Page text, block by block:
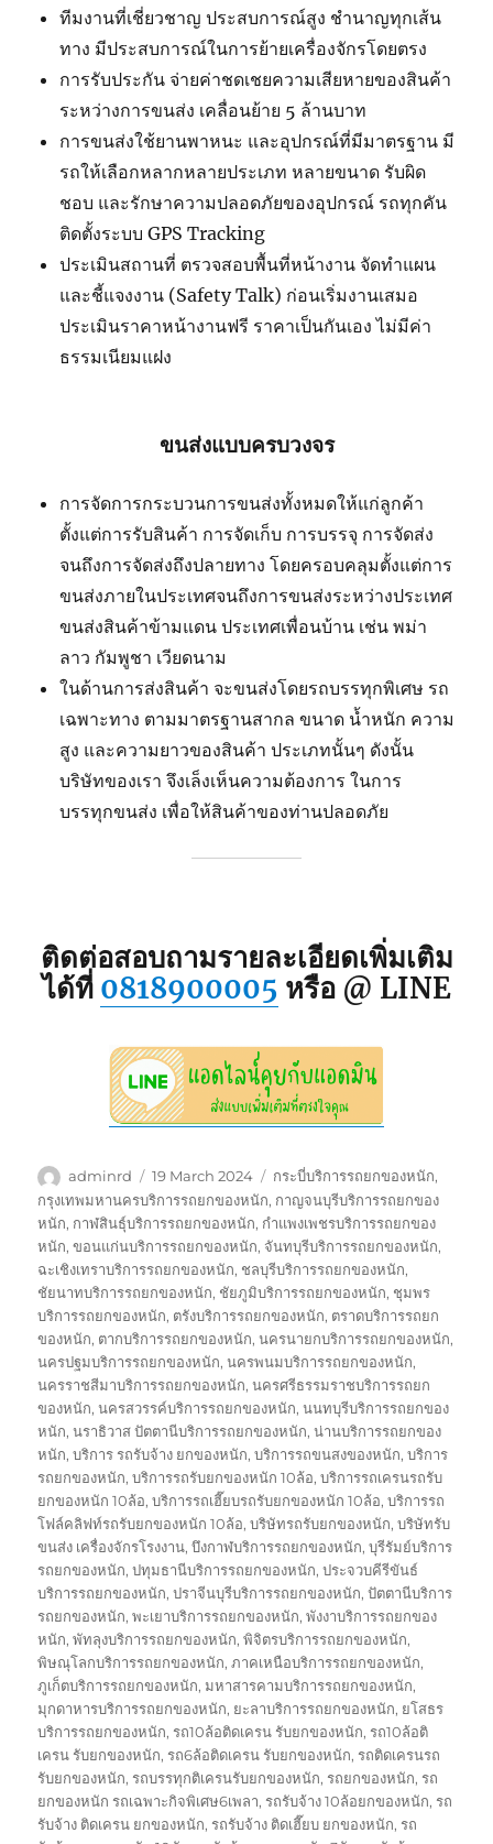
ทีมงานที่เชี่ยวชาญ ประสบการณ์สูง ชำนาญทุกเส้น
ทาง มีประสบการณ์ในการย้ายเครื่องจักรโดยตรง
การรับประกัน จ่ายค่าชดเชยความเสียหายของสินค้า
ระหว่างการขนส่ง เคลื่อนย้าย 5 ล้านบาท
การขนส่งใช้ยานพาหนะ และอุปกรณ์ที่มีมาตรฐาน มี
รถให้เลือกหลากหลายประเภท หลายขนาด รับผิด
ชอบ และรักษาความปลอดภัยของอุปกรณ์ รถทุกคัน
ติดตั้งระบบ GPS Tracking
ประเมินสถานที่ ตรวจสอบพื้นที่หน้างาน จัดทำแผน
และชี้แจงงาน (Safety Talk) ก่อนเริ่มงานเสมอ
ประเมินราคาหน้างานฟรี ราคาเป็นกันเอง ไม่มีค่า
ธรรมเนียมแฝง
ขนส่งแบบครบวงจร
การจัดการกระบวนการขนส่งทั้งหมดให้แก่ลูกค้า
ตั้งแต่การรับสินค้า การจัดเก็บ การบรรจุ การจัดส่ง
จนถึงการจัดส่งถึงปลายทาง โดยครอบคลุมตั้งแต่การ
ขนส่งภายในประเทศจนถึงการขนส่งระหว่างประเทศ
ขนส่งสินค้าข้ามแดน ประเทศเพื่อนบ้าน เช่น พม่า
ลาว กัมพูชา เวียดนาม
ในด้านการส่งสินค้า จะขนส่งโดยรถบรรทุกพิเศษ รถ
เฉพาะทาง ตามมาตรฐานสากล ขนาด น้ำหนัก ความ
สูง และความยาวของสินค้า ประเภทนั้นๆ ดังนั้น
บริษัทของเรา จึงเล็งเห็นความต้องการ ในการ
บรรทุกขนส่ง เพื่อให้สินค้าของท่านปลอดภัย
ติดต่อสอบถามรายละเอียดเพิ่มเติม
ได้ที่ 0818900005 หรือ @ LINE
Author
adminrd
Posted
on
19 March 2024 Tags
กระบี่บริการรถยกของหนัก,
กรุงเทพมหานครบริการรถยกของหนัก, กาญจนบุรีบริการรถยกของ
หนัก, กาฬสินธุ์บริการรถยกของหนัก, กำแพงเพชรบริการรถยกของ
หนัก,ขอนแก่นบริการรถยกของหนัก, จันทบุรีบริการรถยกของหนัก,
ฉะเชิงเทราบริการรถยกของหนัก, ชลบุรีบริการรถยกของหนัก,
ชัยนาทบริการรถยกของหนัก, ชัยภูมิบริการรถยกของหนัก, ชุมพร
บริการรถยกของหนัก, ตรังบริการรถยกของหนัก, ตราดบริการรถยก
ของหนัก, ตากบริการรถยกของหนัก,นครนายกบริการรถยกของหนัก,
นครปฐมบริการรถยกของหนัก,นครพนมบริการรถยกของหนัก,
นครราชสีมาบริการรถยกของหนัก,นครศรีธรรมราชบริการรถยก
ของหนัก,นครสวรรค์บริการรถยกของหนัก,นนทบุรีบริการรถยกของ
หนัก,นราธิวาส ปัตตานีบริการรถยกของหนัก,น่านบริการรถยกของ
หนัก,บริการ รถรับจ้าง ยกของหนัก,บริการรถขนสงของหนัก,บริการ
รถยกของหนัก,บริการรถรับยกของหนัก 10ล้อ,บริการรถเครนรถรับ
ยกของหนัก 10ล้อ,บริการรถเฮี๊ยบรถรับยกของหนัก 10ล้อ,บริการรถ
โฟล์คลิฟท์รถรับยกของหนัก 10ล้อ,บริษัทรถรับยกของหนัก,บริษัทรับ
ขนส่ง เครื่องจักรโรงงาน,บึงกาฬบริการรถยกของหนัก,บุรีรัมย์บริการ
รถยกของหนัก,ปทุมธานีบริการรถยกของหนัก,ประจวบคีรีขันธ์
บริการรถยกของหนัก,ปราจีนบุรีบริการรถยกของหนัก,ปัตตานีบริการ
รถยกของหนัก,พะเยาบริการรถยกของหนัก,พังงาบริการรถยกของ
หนัก,พัทลุงบริการรถยกของหนัก,พิจิตรบริการรถยกของหนัก,
พิษณุโลกบริการรถยกของหนัก,ภาคเหนือบริการรถยกของหนัก,
ภูเก็ตบริการรถยกของหนัก,มหาสารคามบริการรถยกของหนัก,
มุกดาหารบริการรถยกของหนัก, ยะลาบริการรถยกของหนัก, ยโสธร
บริการรถยกของหนัก,รถ10ล้อติดเครน รับยกของหนัก,รถ10ล้อติ
เครน รับยกของหนัก,รถ6ล้อติดเครน รับยกของหนัก,รถติดเครนรถ
รับยกของหนัก,รถบรรทุกติเครนรับยกของหนัก,รถยกของหนัก,รถ
ยกของหนัก รถเฉพาะกิจพิเศษ6เพลา,รถรับจ้าง 10ล้อยกของหนัก,รถ
รับจ้าง ติดเครน ยกของหนัก,รถรับจ้าง ติดเฮี๊ยบ ยกของหนัก,รถ